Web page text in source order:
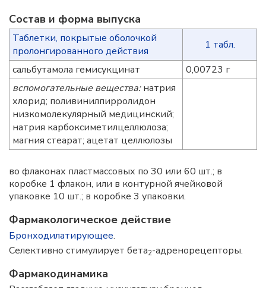
Состав и форма выпускa
Таблетки, покрытые оболочкой
пролонгированного действия
1 табл.
сальбутамола гемисукцинат
0,00723 г
вспомогательные вещества:натрия
хлорид; поливинилпирролидон
низкомолекулярный медицинский;
натрия карбоксиметилцеллюлоза;
магния стеарат; ацетат целлюлозы
во флаконах пластмассовых по 30 или 60 шт.; в
коробке 1 флакон, или в контурной ячейковой
упаковке 10 шт.; в коробке 3 упаковки.
Фармакологическое действие
Бронходилатирующее.
Селективно стимулирует бета2-адренорецепторы.
Фармакодинамика